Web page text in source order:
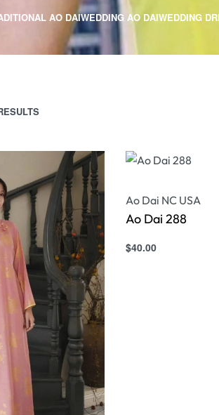
AO DAIWEDDING AO DAIWEDDING
Ao Dai NC USA
Ao Dai 288
$40.00